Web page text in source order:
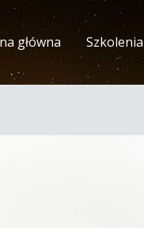
główna Szkolenia